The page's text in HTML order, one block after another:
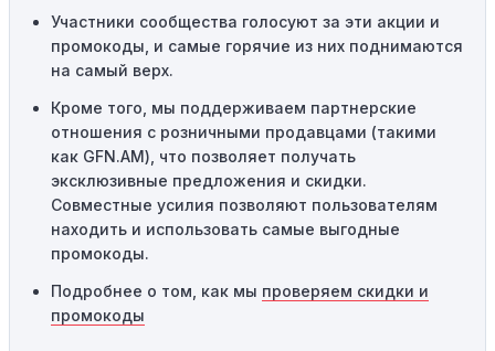
привести к неработоспособности кодов промокодов. В
таких случаях следует обратиться за помощью в
службу поддержки.
Участники сообщества голосуют за эти акции и
промокоды, и самые горячие из них поднимаются
на самый верх.
Кроме того, мы поддерживаем партнерские
отношения с розничными продавцами (такими
как GFN.AM), что позволяет получать
эксклюзивные предложения и скидки.
Совместные усилия позволяют пользователям
находить и использовать самые выгодные
промокоды.
Подробнее о том, как мы проверяем скидки и
промокоды